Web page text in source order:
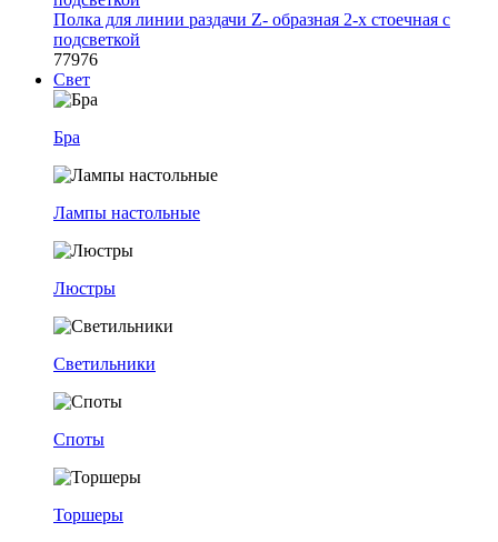
Полка для линии раздачи Z- образная 2-х стоечная с
подсветкой
77976
Свет
Бра
Лампы настольные
Люстры
Светильники
Споты
Торшеры